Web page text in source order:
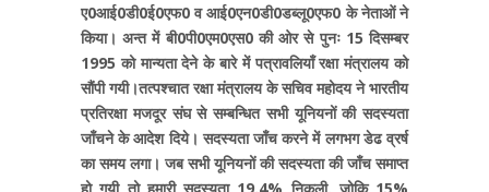
ए0आई0डी0ई0एफ0 व आई0एन0डी0डब्लू0एफ0 के नेताओं ने
किया। अन्त में बी0पी0एम0एस0 की ओर से पुनः 15 दिसम्बर
1995 को मान्यता देने के बारे में पत्रावलियाँ रक्षा मंत्रालय को
सौंपी गयी।तत्पश्चात रक्षा मंत्रालय के सचिव महोदय ने भारतीय
प्रतिरक्षा मजदूर संघ से सम्बन्धित सभी यूनियनों की सदस्यता
जाँचने के आदेश दिये। सदस्यता जाँच करने में लगभग डेढ व्रर्ष
का समय लगा। जब सभी यूनियनों की सदस्यता की जाँच समाप्त